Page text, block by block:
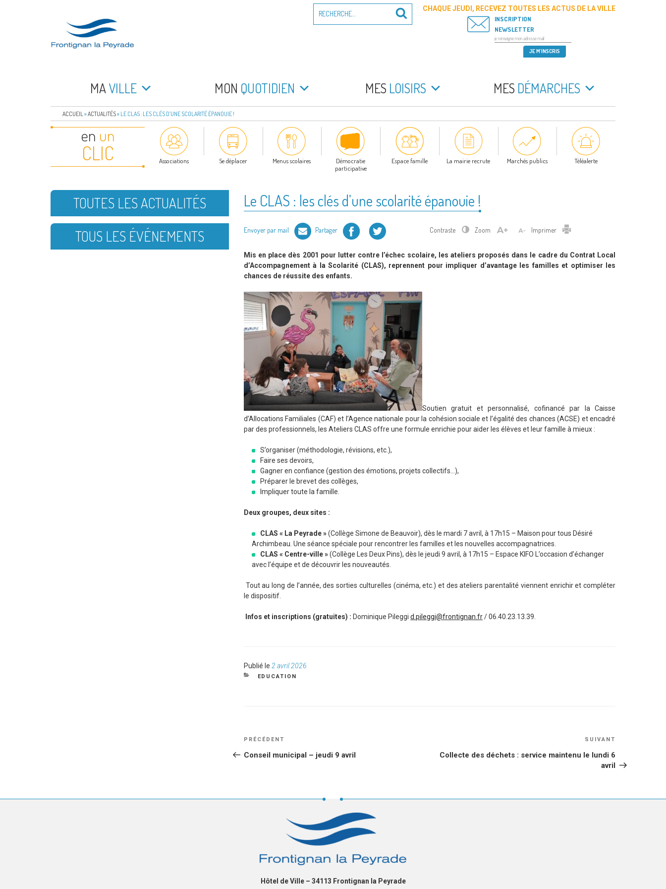
FRONTIGNAN LA PEYRADE
pour
Recherche
CHAQUE JEUDI, RECEVEZ TOUTES LES ACTUS DE LA VILLE
INSCRIPTION
NEWSLETTER
MAVILLE MON QUOTIDIEN MES LOISIRS MES DÉMARCHES
ACCUEIL »ACTUALITÉS» LE CLAS : LES CLÉS D’UNE SCOLARITÉ ÉPANOUIE !
en un
CLIC Associations Se déplacer Menus scolaires
Démocratie
participative
Espace famille La mairie recrute Marchés publics Téléalerte
Le CLAS : les clés d’une scolarité épanouie !
Envoyer par mail Partager Facebook Twitter Contraste Zoom Imprimer Imprimer
Mis en place dès 2001 pour lutter contre l’échec scolaire, les ateliers proposés dans le cadre du Contrat Local
d’Accompagnement à la Scolarité (CLAS), reprennent pour impliquer d’avantage les familles et optimiser les
chances de réussite des enfants.
Soutien gratuit et personnalisé, cofinancé par la Caisse
d’Allocations Familiales (CAF) et l’Agence nationale pour la cohésion sociale et l’égalité des chances (ACSE) et encadré
par des professionnels, les Ateliers CLAS offre une formule enrichie pour aider les élèves et leur famille à mieux :
S’organiser (méthodologie, révisions, etc.),
Faire ses devoirs,
Gagner en confiance (gestion des émotions, projets collectifs…),
Préparer le brevet des collèges,
Impliquer toute la famille.
Deux groupes, deux sites :
CLAS « La Peyrade »(Collège Simone de Beauvoir), dès le mardi 7 avril, à 17h15 – Maison pour tous Désiré
Archimbeau. Une séance spéciale pour rencontrer les familles et les nouvelles accompagnatrices.
CLAS « Centre-ville »(Collège Les Deux Pins), dès le jeudi 9 avril, à 17h15 – Espace KIFO L’occasion d’échanger
avec l’équipe et de découvrir les nouveautés.
Tout au long de l’année, des sorties culturelles (cinéma, etc.) et des ateliers parentalité viennent enrichir et compléter
le dispositif.
Infos et inscriptions (gratuites) : Dominique Pileggi d.pileggi@frontignan.fr/ 06.40.23.13.39.
Publié le Publié
le
2 avril 2026
CATÉGORIES
EDUCATION
NAVIGATION
DE
Article
PRÉCÉDENT
Conseil municipal – jeudi 9 avril
SUIVANT
Collecte des déchets : service maintenu le lundi 6
avril
TOUTES LES ACTUALITÉS
TOUS LES ÉVÉNEMENTS
Hôtel de Ville – 34113 Frontignan la Peyrade